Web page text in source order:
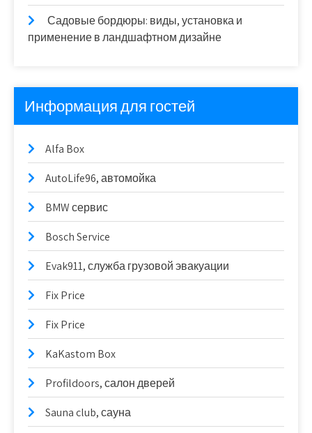
Садовые бордюры: виды, установка и
применение в ландшафтном дизайне
Информация для гостей
Alfa Box
AutoLife96, автомойка
BMW сервис
Bosch Service
Evak911, служба грузовой эвакуации
Fix Price
Fix Price
KaKastom Box
Profildoors, салон дверей
Sauna club, сауна